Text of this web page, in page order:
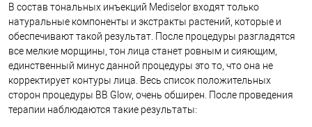
В состав тональных инъекций Mediselor входят только
натуральные компоненты и экстракты растений, которые и
обеспечивают такой результат. После процедуры разгладятся
все мелкие морщины, тон лица станет ровным и сияющим,
единственный минус данной процедуры это то, что она не
корректирует контуры лица. Весь список положительных
сторон процедуры BB Glow, очень обширен. После проведения
терапии наблюдаются такие результаты: